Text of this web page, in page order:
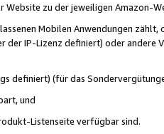
zu der jeweiligen Amazon-
Mobilen Anwendungen zählt,
der IP-Lizenz definiert) oder
definiert) (für das
und
Listenseite verfügbar sind.